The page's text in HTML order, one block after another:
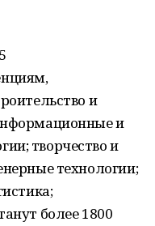
и
и
творчество и
технологии;
более 1800